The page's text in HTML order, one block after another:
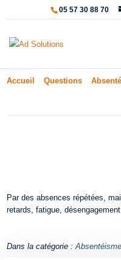
Ouvrir la barre d’outils
05 57 30 88 70
Accueil Questions
Par des absences répétées,
retards, fatigue,
Dans la catégorie :